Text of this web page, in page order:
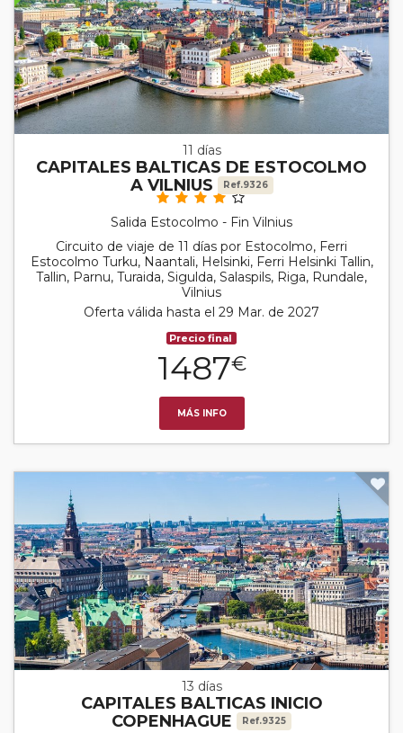
11 días
CAPITALES BALTICAS DE ESTOCOLMO
A VILNIUS
Ref.9326
Salida Estocolmo - Fin Vilnius
Circuito de viaje de 11 días por Estocolmo, Ferri
Estocolmo Turku, Naantali, Helsinki, Ferri Helsinki Tallin,
Tallin, Parnu, Turaida, Sigulda, Salaspils, Riga, Rundale,
Vilnius
Oferta válida hasta el 29 Mar. de 2027
Precio final
1487€
MÁS INFO
13 días
CAPITALES BALTICAS INICIO
COPENHAGUE
Ref.9325